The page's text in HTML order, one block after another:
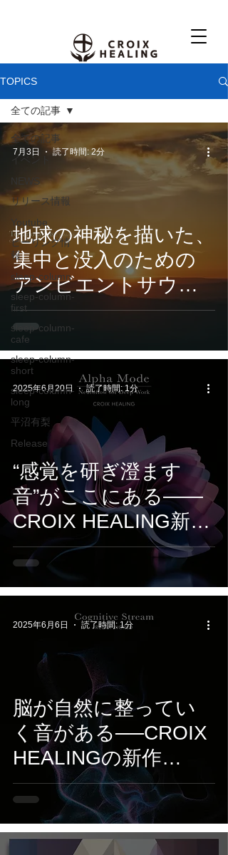
TOPICS
全ての記事
イベント
NEWS
リリース情報
Youtube
ヒーリング情
報
sleep-column
sleep-column-
first
sleep-column-
cafe
sleep-column-
short
sleep-column-
long
平沼有梨
Release
全ての記事
地球の神秘を描いた、
集中と没入のための
アンビエントサウン
ド。CROIX
HEALING『
TerranovaPulse -
HiddenMantles 』7月
3日配信開始
7月3日 読了時間: 2分
“感覚を研ぎ澄ます
音”がここにある——
CROIX HEALING新作
『Alpha Mode』は、
集中のための電子音風
景
2025年6月20日 読了時間: 1分
脳が自然に整ってい
く音がある──CROIX
HEALINGの新作
『Cognitive Stream』
で集中と創造のスイ
ッチをオン
2025年6月6日 読了時間: 1分